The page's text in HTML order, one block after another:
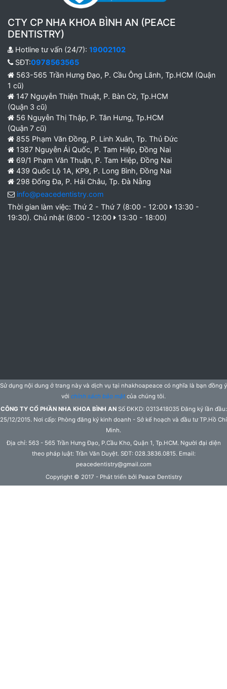
CTY CP NHA KHOA BÌNH AN (PEACE
DENTISTRY)
Hotline tư vấn (24/7): 19002102
SĐT:0978563565
563-565 Trần Hưng Đạo, P. Cầu Ông Lãnh, Tp.HCM (Quận
1 cũ)
147 Nguyễn Thiện Thuật, P. Bàn Cờ, Tp.HCM
(Quận 3 cũ)
56 Nguyễn Thị Thập, P. Tân Hưng, Tp.HCM
(Quận 7 cũ)
855 Phạm Văn Đồng, P. Linh Xuân, Tp. Thủ Đức
1387 Nguyễn Ái Quốc, P. Tam Hiệp, Đồng Nai
69/1 Phạm Văn Thuận, P. Tam Hiệp, Đồng Nai
439 Quốc Lộ 1A, KP9, P. Long Bình, Đồng Nai
298 Đống Đa, P. Hải Châu, Tp. Đà Nẵng
info@peacedentistry.com
Thời gian làm việc: Thứ 2 - Thứ 7 (8:00 - 12:00
13:30 -
19:30). Chủ nhật (8:00 - 12:00
13:30 - 18:00)
Sử dụng nội dung ở trang này và dịch vụ tại nhakhoapeace có nghĩa là bạn đồng ý
với chính sách bảo mật của chúng tôi.
CÔNG TY CỔ PHẦN NHA KHOA BÌNH ANSố ĐKKD: 0313418035 Đăng ký lần đầu:
25/12/2015. Nơi cấp: Phòng đăng ký kinh doanh - Sở kế hoạch và đầu tư TP.Hồ Chí
Minh.
Địa chỉ: 563 - 565 Trần Hưng Đạo, P.Cầu Kho, Quận 1, Tp.HCM. Người đại diện
theo pháp luật: Trần Văn Duyệt. SĐT: 028.3836.0815. Email:
peacedentistry@gmail.com
Copyright © 2017 - Phát triển bởi Peace Dentistry